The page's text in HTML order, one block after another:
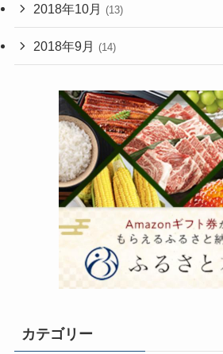
2018年10月 (13)
2018年9月 (14)
カテゴリー